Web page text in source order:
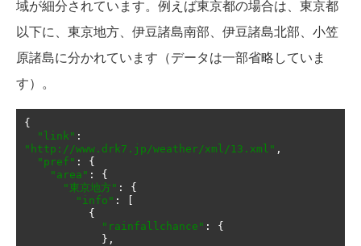
域が細分されています。例えば東京都の場合は、東京都
以下に、東京地方、伊豆諸島南部、伊豆諸島北部、小笠
原諸島に分かれています（データは一部省略していま
す）。
{
"link" :
"http://www.drk7.jp/weather/xml/13.xml" ,
"pref" :
{
"area" :
{
"東京地方" :
{
"info" :
{
"rainfallchance" :
{
},